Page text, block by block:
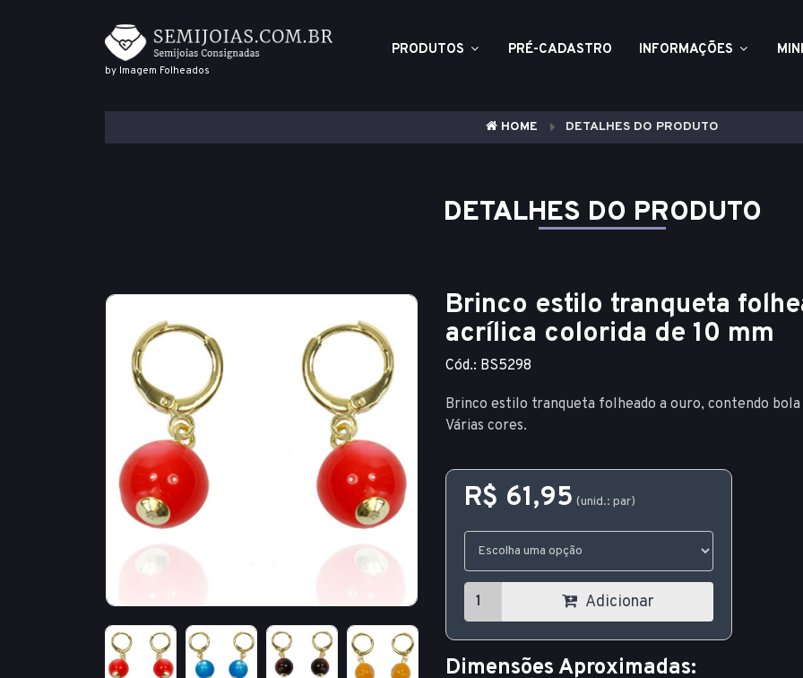
by Imagem Folheados
PRODUTOS PRÉ-CADASTRO INFORMAÇÕES
HOME DETALHES DO PRODUTO
DETALHES DO PRODUTO
Brinco estilo tranqueta
acrílica colorida de 10 mm
Cód.: BS5298
Brinco estilo tranqueta folheado a ouro, contendo
Várias cores.
R$ 61,95 (unid.: par)
Adicionar
Dimensões Aproximadas: